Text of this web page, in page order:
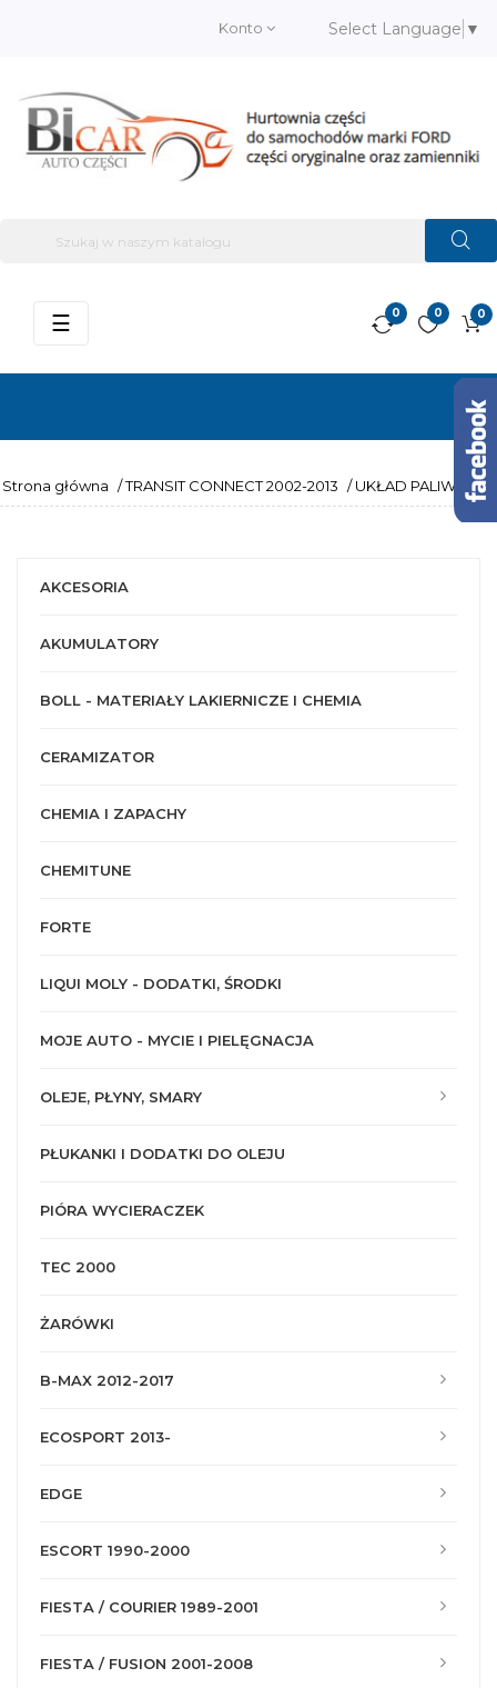
Konto Select Language ▼
0
0
0
Przełącz
☰
Strona główna /TRANSIT CONNECT 2002-2013 / UKŁAD PALIWOWY
AKCESORIA
AKUMULATORY
BOLL - MATERIAŁY LAKIERNICZE I CHEMIA
CERAMIZATOR
CHEMIA I ZAPACHY
CHEMITUNE
FORTE
LIQUI MOLY - DODATKI, ŚRODKI
MOJE AUTO - MYCIE I PIELĘGNACJA
OLEJE, PŁYNY, SMARY
PŁUKANKI I DODATKI DO OLEJU
PIÓRA WYCIERACZEK
TEC 2000
ŻARÓWKI
B-MAX 2012-2017
ECOSPORT 2013-
EDGE
ESCORT 1990-2000
FIESTA / COURIER 1989-2001
FIESTA / FUSION 2001-2008